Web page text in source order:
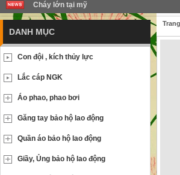
LIÊN HỆ
Cháy lớn tại mỹ
DANH MỤC
Con đội , kích thủy lực
Lắc cáp NGK
Áo phao, phao bơi
Găng tay bảo hộ lao động
Quần áo bảo hộ lao động
Giầy, Ủng bảo hộ lao động